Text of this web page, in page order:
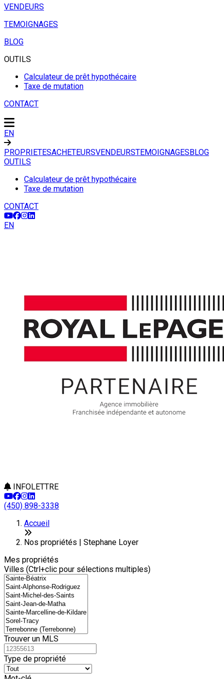
VENDEURS
TEMOIGNAGES
BLOG
OUTILS
Calculateur de prêt hypothécaire
Taxe de mutation
CONTACT
EN
PROPRIETESACHETEURSVENDEURSTEMOIGNAGESBLOG
OUTILS
Calculateur de prêt hypothécaire
Taxe de mutation
CONTACT
EN
INFOLETTRE
(450) 898-3338
+
−
Accueil
Nos propriétés | Stephane Loyer
Mes propriétés
Villes (Ctrl+clic pour sélections multiples)
Trouver un MLS
Type de propriété